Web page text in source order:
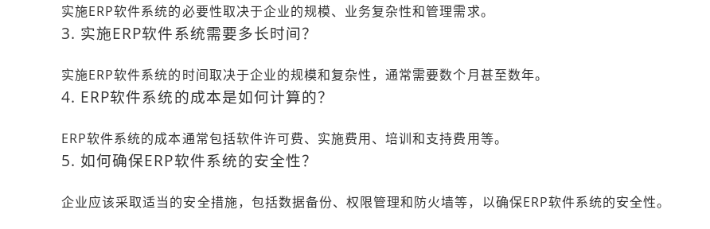
实施ERP软件系统的必要性取决于企业的规模、业务复杂性和管理需求。
3. 实施ERP软件系统需要多长时间？
实施ERP软件系统的时间取决于企业的规模和复杂性，通常需要数个月甚至数年。
4. ERP软件系统的成本是如何计算的？
ERP软件系统的成本通常包括软件许可费、实施费用、培训和支持费用等。
5. 如何确保ERP软件系统的安全性？
企业应该采取适当的安全措施，包括数据备份、权限管理和防火墙等，以确保ERP软件系统的安全性。